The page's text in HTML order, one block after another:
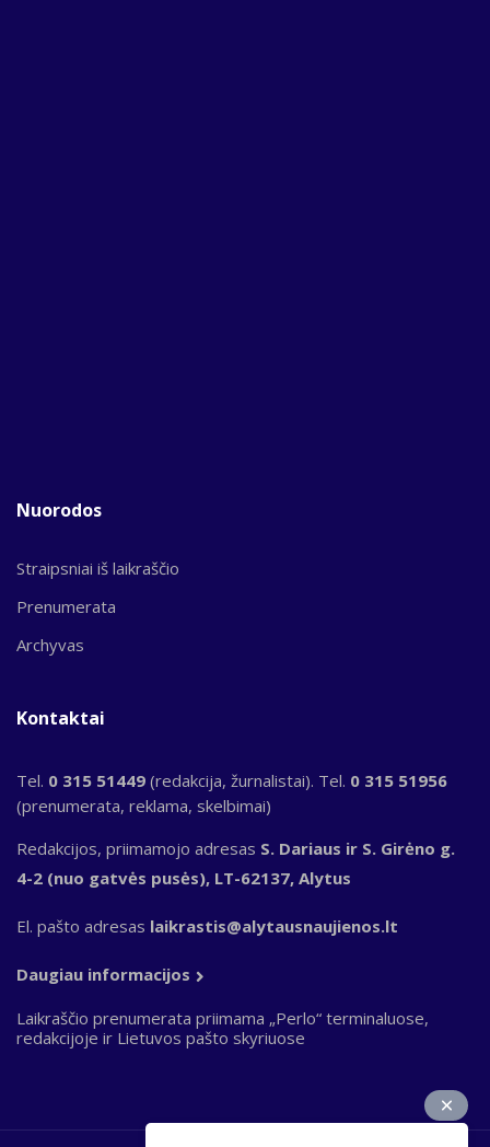
Nuorodos
Straipsniai iš laikraščio
Prenumerata
Archyvas
Kontaktai
Tel. 0 315 51449 (redakcija, žurnalistai). Tel. 0 315 51956
(prenumerata, reklama, skelbimai)
Redakcijos, priimamojo adresas S. Dariaus ir S. Girėno g.
4-2 (nuo gatvės pusės), LT-62137, Alytus
El. pašto adresas laikrastis@alytausnaujienos.lt
Daugiau informacijos
Laikraščio prenumerata priimama „Perlo“ terminaluose,
redakcijoje ir Lietuvos pašto skyriuose